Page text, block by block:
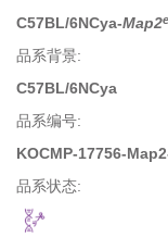
C57BL/6NCya-Map2
品系背景:
C57BL/6NCya
品系编号:
KOCMP-17756-
品系状态: